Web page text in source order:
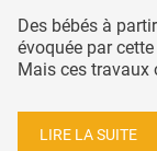
Des bébés à
évoquée par
Mais ces travaux
LIRE LA SUITE